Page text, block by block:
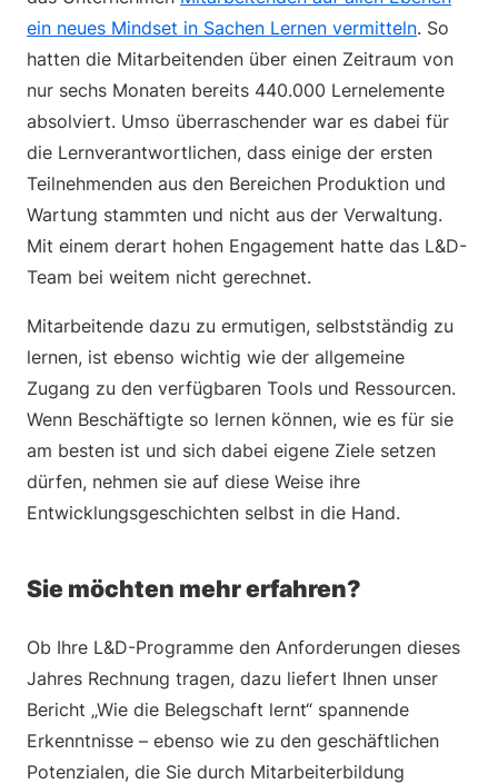
ein neues Mindset in Sachen Lernen vermitteln. So
hatten die Mitarbeitenden über einen Zeitraum von
nur sechs Monaten bereits 440.000 Lernelemente
absolviert. Umso überraschender war es dabei für
die Lernverantwortlichen, dass einige der ersten
Teilnehmenden aus den Bereichen Produktion und
Wartung stammten und nicht aus der Verwaltung.
Mit einem derart hohen Engagement hatte das L&D-
Team bei weitem nicht gerechnet.
Mitarbeitende dazu zu ermutigen, selbstständig zu
lernen, ist ebenso wichtig wie der allgemeine
Zugang zu den verfügbaren Tools und Ressourcen.
Wenn Beschäftigte so lernen können, wie es für sie
am besten ist und sich dabei eigene Ziele setzen
dürfen, nehmen sie auf diese Weise ihre
Entwicklungsgeschichten selbst in die Hand.
Sie möchten mehr erfahren?
Ob Ihre L&D-Programme den Anforderungen dieses
Jahres Rechnung tragen, dazu liefert Ihnen unser
Bericht „Wie die Belegschaft lernt“ spannende
Erkenntnisse – ebenso wie zu den geschäftlichen
Potenzialen, die Sie durch Mitarbeiterbildung